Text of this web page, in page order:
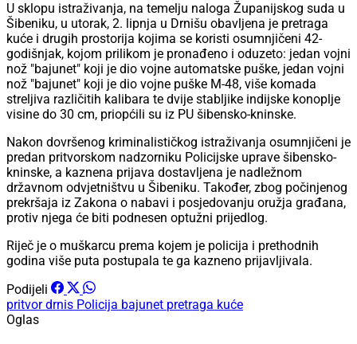
U sklopu istraživanja, na temelju naloga Županijskog suda u
Šibeniku, u utorak, 2. lipnja u Drnišu obavljena je pretraga
kuće i drugih prostorija kojima se koristi osumnjičeni 42-
godišnjak, kojom prilikom je pronađeno i oduzeto: jedan vojni
nož "bajunet" koji je dio vojne automatske puške, jedan vojni
nož "bajunet" koji je dio vojne puške M-48, više komada
streljiva različitih kalibara te dvije stabljike indijske konoplje
visine do 30 cm, priopćili su iz PU šibensko-kninske.
Nakon dovršenog kriminalističkog istraživanja osumnjičeni je
predan pritvorskom nadzorniku Policijske uprave šibensko-
kninske, a kaznena prijava dostavljena je nadležnom
državnom odvjetništvu u Šibeniku. Također, zbog počinjenog
prekršaja iz Zakona o nabavi i posjedovanju oružja građana,
protiv njega će biti podnesen optužni prijedlog.
Riječ je o muškarcu prema kojem je policija i prethodnih
godina više puta postupala te ga kazneno prijavljivala.
Podijeli
pritvordrnis Policija bajunet pretraga kuće
Oglas